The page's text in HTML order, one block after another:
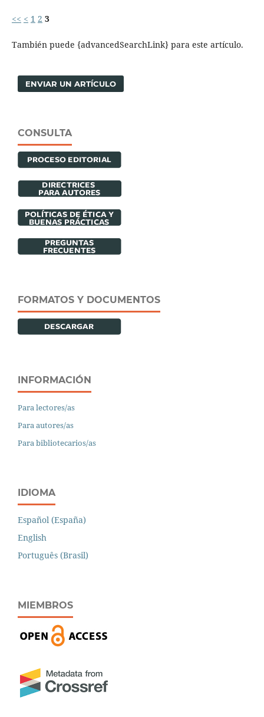
<< < 1 2 3
También puede {advancedSearchLink} para este artículo.
ENVIAR UN ARTÍCULO
CONSULTA
FORMATOS Y DOCUMENTOS
INFORMACIÓN
Para lectores/as
Para autores/as
Para bibliotecarios/as
IDIOMA
Español (España)
English
Português (Brasil)
MIEMBROS